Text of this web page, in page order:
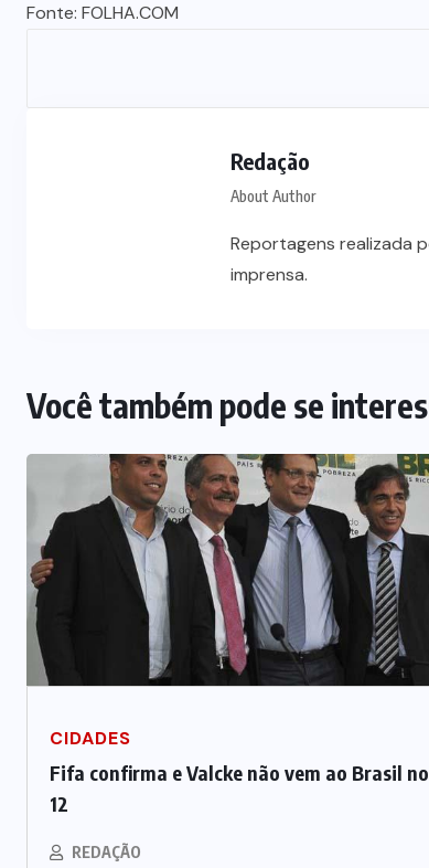
Fonte: FOLHA.COM
Redação
About Author
Reportagens realizada
imprensa.
Você também pode se
CIDADES
Fifa confirma e Valcke não vem ao Brasil
12
REDAÇÃO